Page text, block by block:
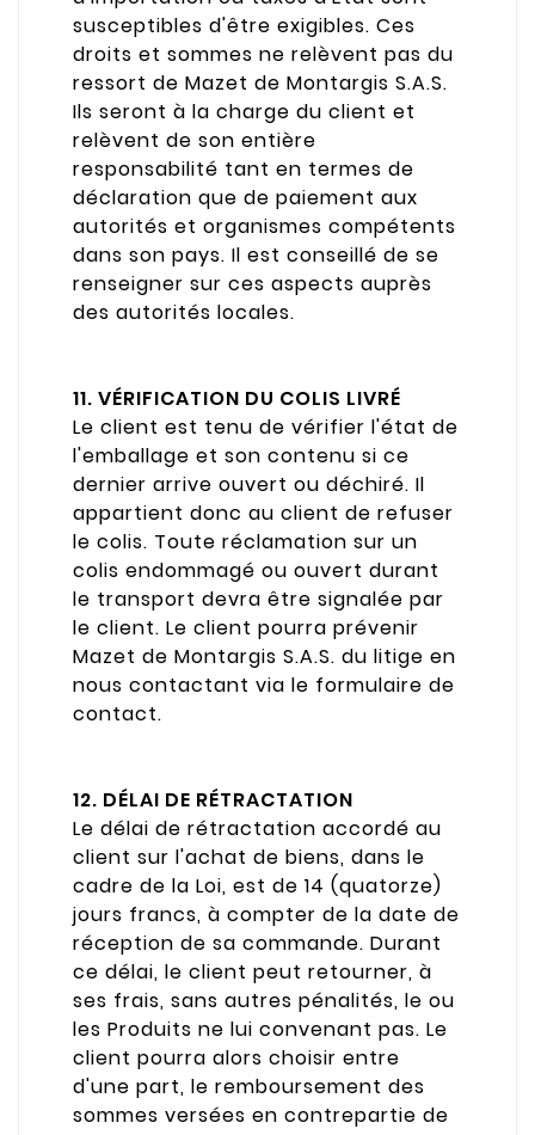
susceptibles d'être exigibles. Ces
droits et sommes ne relèvent pas du
ressort de Mazet de Montargis S.A.S.
Ils seront à la charge du client et
relèvent de son entière
responsabilité tant en termes de
déclaration que de paiement aux
autorités et organismes compétents
dans son pays. Il est conseillé de se
renseigner sur ces aspects auprès
des autorités locales.
11. VÉRIFICATION DU COLIS LIVRÉ
Le client est tenu de vérifier l'état de
l'emballage et son contenu si ce
dernier arrive ouvert ou déchiré. Il
appartient donc au client de refuser
le colis. Toute réclamation sur un
colis endommagé ou ouvert durant
le transport devra être signalée par
le client. Le client pourra prévenir
Mazet de Montargis S.A.S. du litige en
nous contactant via le formulaire de
contact.
12. DÉLAI DE RÉTRACTATION
Le délai de rétractation accordé au
client sur l'achat de biens, dans le
cadre de la Loi, est de 14 (quatorze)
jours francs, à compter de la date de
réception de sa commande. Durant
ce délai, le client peut retourner, à
ses frais, sans autres pénalités, le ou
les Produits ne lui convenant pas. Le
client pourra alors choisir entre
d'une part, le remboursement des
sommes versées en contrepartie de